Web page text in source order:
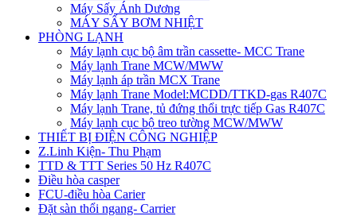
Máy Sấy Ánh Dương
MÁY SẤY BƠM NHIỆT
PHÒNG LẠNH
Máy lạnh cục bộ âm trần cassette- MCC Trane
Máy lạnh Trane MCW/MWW
Máy lạnh áp trần MCX Trane
Máy lạnh Trane Model:MCDD/TTKD-gas R407C
Máy lạnh Trane, tủ đứng thổi trực tiếp Gas R407C
Máy lạnh cục bộ treo tường MCW/MWW
THIẾT BỊ ĐIỆN CÔNG NGHIỆP
Z.Linh Kiện- Thu Phạm
TTD & TTT Series 50 Hz R407C
Điều hòa casper
FCU-điều hòa Carier
Đặt sàn thổi ngang- Carrier